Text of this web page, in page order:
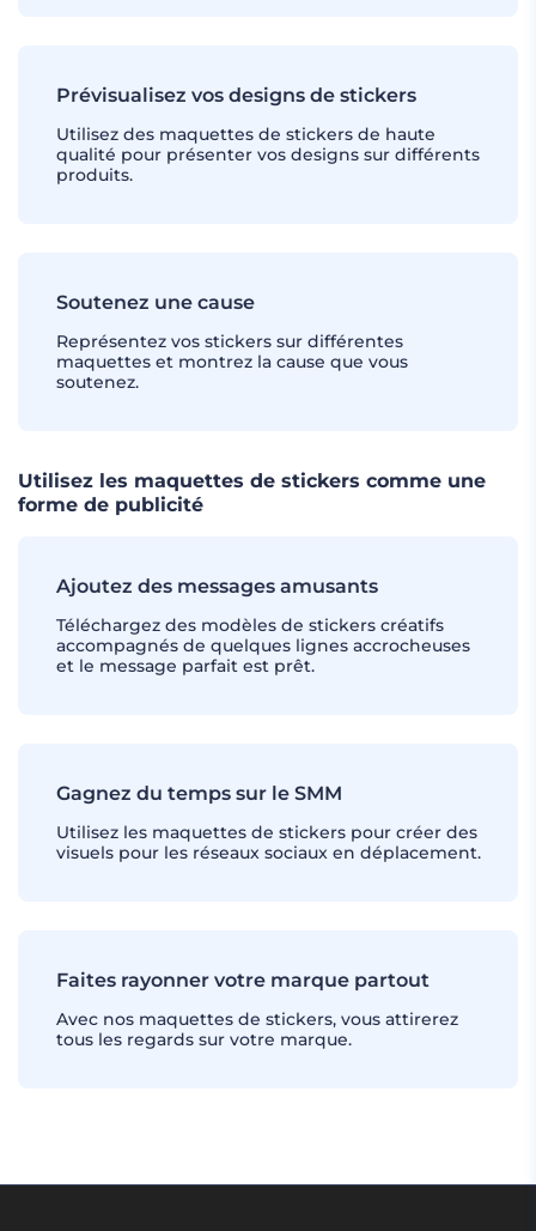
Prévisualisez vos designs de stickers
Utilisez des maquettes de stickers de haute
qualité pour présenter vos designs sur différents
produits.
Soutenez une cause
Représentez vos stickers sur différentes
maquettes et montrez la cause que vous
soutenez.
Utilisez les maquettes de stickers comme une
forme de publicité
Ajoutez des messages amusants
Téléchargez des modèles de stickers créatifs
accompagnés de quelques lignes accrocheuses
et le message parfait est prêt.
Gagnez du temps sur le SMM
Utilisez les maquettes de stickers pour créer des
visuels pour les réseaux sociaux en déplacement.
Faites rayonner votre marque partout
Avec nos maquettes de stickers, vous attirerez
tous les regards sur votre marque.